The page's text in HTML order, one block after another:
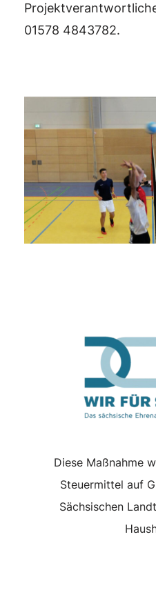
01578 4843782.
Diese Maßnahme
Steuermittel auf
Sächsischen